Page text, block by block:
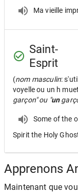
Ma vieille
Saint-
Esprit
(nom masculin:
voyelle ou un h
garçon" ou "un
Some of the
Spirit the Holy
Apprenons
Maintenant que